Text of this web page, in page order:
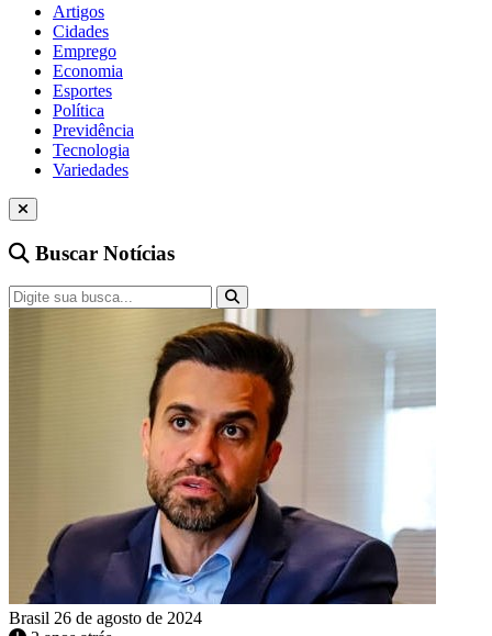
Artigos
Cidades
Emprego
Economia
Esportes
Política
Previdência
Tecnologia
Variedades
Buscar Notícias
Brasil 26 de agosto de 2024